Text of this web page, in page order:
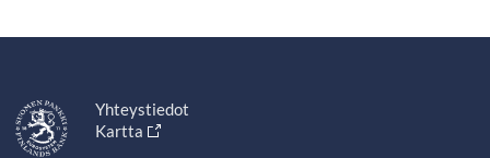
Yhteystiedot
Kartta